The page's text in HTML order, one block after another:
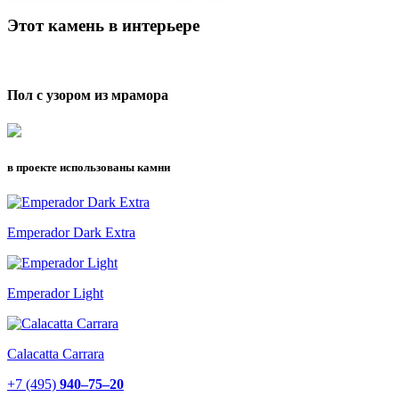
Этот камень в интерьере
Пол с узором из мрамора
в проекте использованы камни
Emperador Dark Extra
Emperador Light
Calacatta Carrara
+7 (495) 940–75–20